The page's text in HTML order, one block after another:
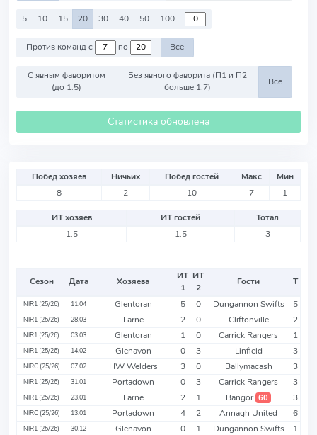
5 10 15 20 30 40 50 100
Против команд с по Все
С явным фаворитом
(до 1.5)
Без явного фаворита (П1 и П2
больше 1.7)
Все
Статистика обновлена
Побед хозяев Ничьих Побед гостей Макс
Мин
8
2 10 7 1
ИТ хозяев ИТ гостей
Тотал
1.5
1.5 3
Сезон Дата Хозяева
ИТ
1
ИТ
2
Гости Т
NIR1 (25/26) 11.04 Glentoran 5 0 Dungannon Swifts 5
NIR1 (25/26) 28.03 Larne 2 0 Cliftonville 2
NIR1 (25/26) 03.03 Glentoran 1 0 Carrick Rangers 1
NIR1 (25/26) 14.02 Glenavon 0 3 Linfield 3
NIRC (25/26) 07.02 HW Welders 3 0 Ballymacash 3
NIR1 (25/26) 31.01 Portadown 0 3 Carrick Rangers 3
NIR1 (25/26) 23.01 Larne 2 1 Bangor 60 3
NIRC (25/26) 13.01 Portadown 4 2 Annagh United 6
NIR1 (25/26) 30.12 Glenavon 0 1 Dungannon Swifts 1